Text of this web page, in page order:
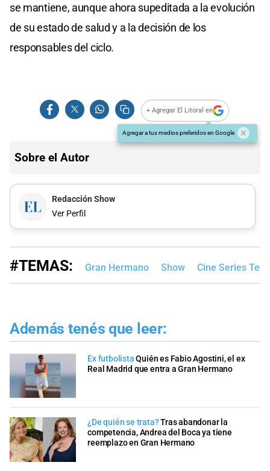
se mantiene, aunque ahora supeditada a la evolución
de su estado de salud y a la decisión de los
responsables del ciclo.
+ Agregar El Litoral en
Agregar a tus medios preferidos en Google
Sobre el Autor
Redacción Show
Ver Perfil
#TEMAS: Gran Hermano Show Cine Series
Además tenés que leer:
Ex futbolista Quién es Fabio Agostini, el ex
Real Madrid que entra a Gran Hermano
¿De quién se trata?Tras abandonar la
competencia, Andrea del Boca ya tiene
reemplazo en Gran Hermano